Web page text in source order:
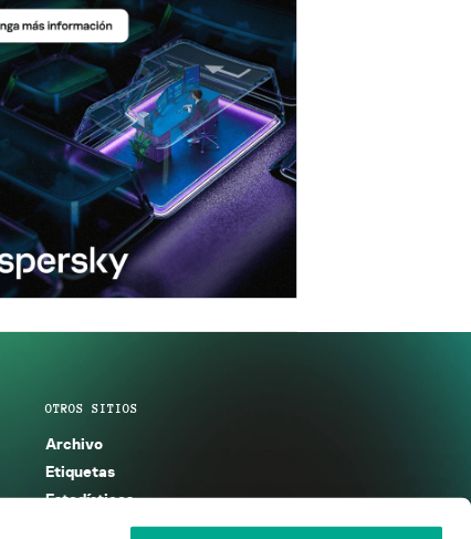
OTROS SITIOS
Archivo
Etiquetas
Estadísticas
Enciclopedia